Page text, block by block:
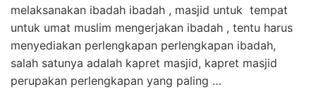
melaksanakan ibadah ibadah , masjid untuk tempat
untuk umat muslim mengerjakan ibadah , tentu harus
menyediakan perlengkapan perlengkapan ibadah,
salah satunya adalah kapret masjid, kapret masjid
perupakan perlengkapan yang paling …